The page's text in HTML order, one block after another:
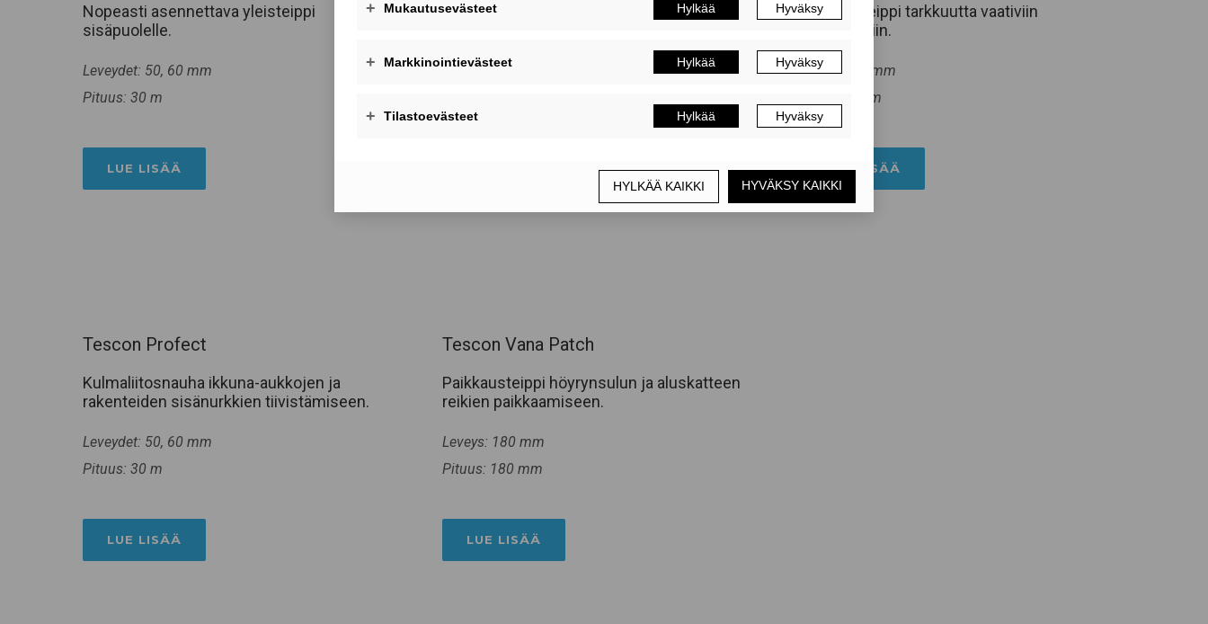
Nopeasti asennettava yleisteippi
sisäpuolelle.
Leveydet: 50, 60 mm
Pituus: 30 m
LUE LISÄÄ
Tiivistysteippi höyrynsulkumuovien
Leveydet: 50, 75 mm
Tiivistysteippi tarkkuutta vaativiin
asennuksiin.
Leveys: 60 mm
Pituus: 30 m
LUE LISÄÄ
Tescon Profect
Kulmaliitosnauha ikkuna-aukkojen ja
rakenteiden sisänurkkien tiivistämiseen.
Leveydet: 50, 60 mm
Pituus: 30 m
LUE LISÄÄ
Tescon Vana Patch
Paikkausteippi höyrynsulun ja aluskatteen
reikien paikkaamiseen.
Leveys: 180 mm
Pituus: 180 mm
LUE LISÄÄ